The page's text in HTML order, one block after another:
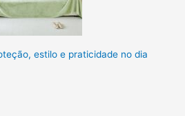
estilo e praticidade no dia